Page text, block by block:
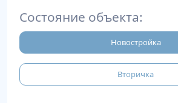
Состояние объекта:
Новостройка
Вторичка